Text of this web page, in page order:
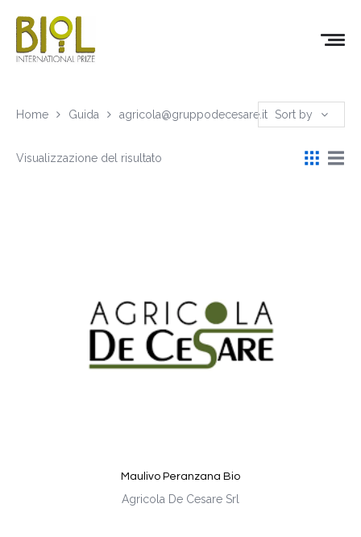
Home Guida agricola@gruppodecesare.it Sort by
Visualizzazione del risultato
Maulivo Peranzana Bio
Agricola De Cesare Srl